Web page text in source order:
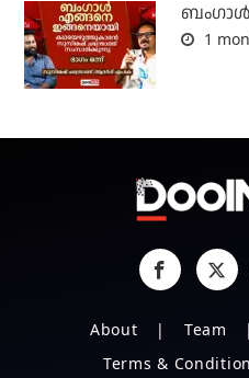
1
About Team
Terms &